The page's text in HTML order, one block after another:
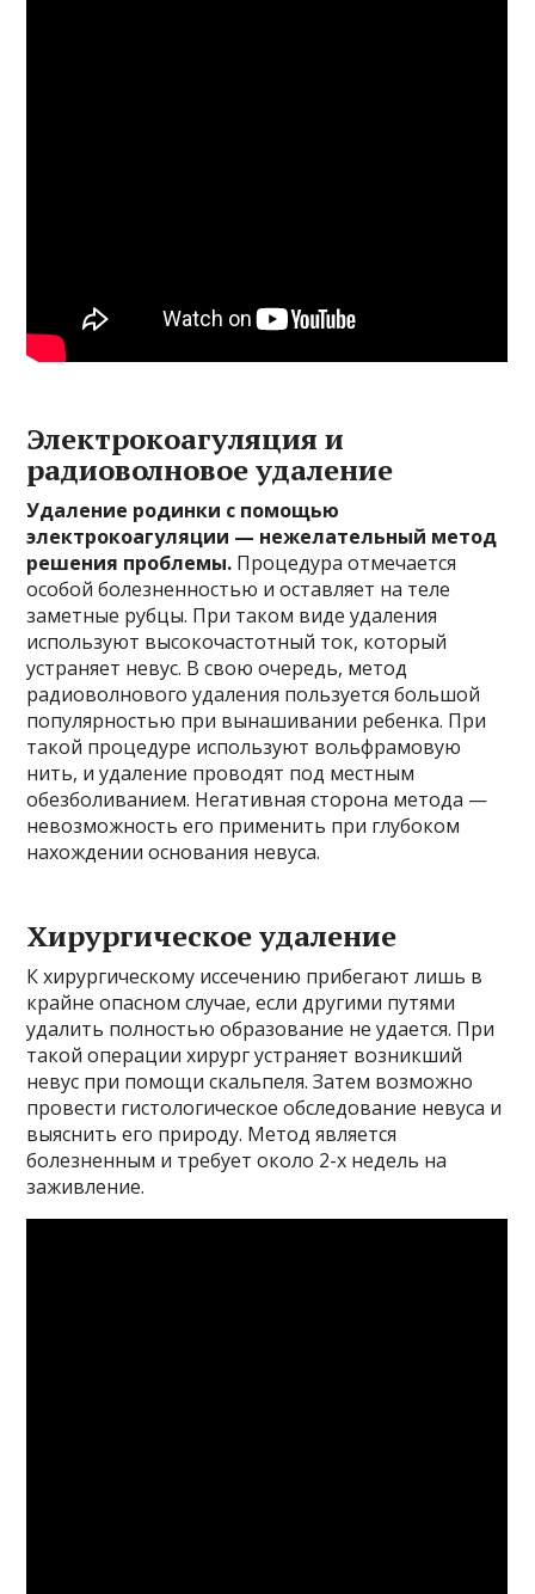
Электрокоагуляция и
радиоволновое удаление
Удаление родинки с помощью
электрокоагуляции — нежелательный метод
решения проблемы. Процедура отмечается
особой болезненностью и оставляет на теле
заметные рубцы. При таком виде удаления
используют высокочастотный ток, который
устраняет невус. В свою очередь, метод
радиоволнового удаления пользуется большой
популярностью при вынашивании ребенка. При
такой процедуре используют вольфрамовую
нить, и удаление проводят под местным
обезболиванием. Негативная сторона метода —
невозможность его применить при глубоком
нахождении основания невуса.
Хирургическое удаление
К хирургическому иссечению прибегают лишь в
крайне опасном случае, если другими путями
удалить полностью образование не удается. При
такой операции хирург устраняет возникший
невус при помощи скальпеля. Затем возможно
провести гистологическое обследование невуса и
выяснить его природу. Метод является
болезненным и требует около 2-х недель на
заживление.